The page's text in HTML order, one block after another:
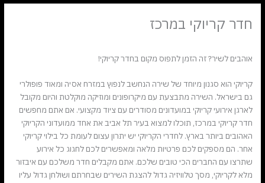
חדר קריוקי במרכז
אוהבים לשיר? זה הזמן לתפוס מקום בחדר קריוקי!
קריוקי הוא סגנון מיוחד של שירה הנחשב לנפוץ במזרח אסיה ומאוד פופולרי
גם בישראל. השירה מתבצעת עם מיקרופונים ומוזיקה מוקלטת והיום מקובל
לארגן אירועי קריוקי במועדונים מסודרים עם ציוד מקצועי. אם אתם מחפשים
חדר קריוקי במרכז, תוכלו למצוא בעיר תל אביב את אחד ממועדוני הקריוקי
האהובים ביותר בארץ. לחדרי הקריוקי יש יתרון עצום לעומת כל בילוי קריוקי
אחר. הם מספקים לכם פרטיות מלאה ומאפשרים לכם לחגוג כל אירוע
שתרצו עם החברים הכי טובים שלכם. אתם מקבלים חדר משלכם עם איבזור
מלא לקריוקי, מסך טלוויזיה גדול להצגת השירים שבחרתם ושולחן גדול עליו